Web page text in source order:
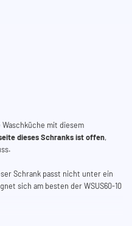
mit diesem
dieses Schranks ist offen,
Schrank passt nicht unter ein
sich am besten der WSUS60-10